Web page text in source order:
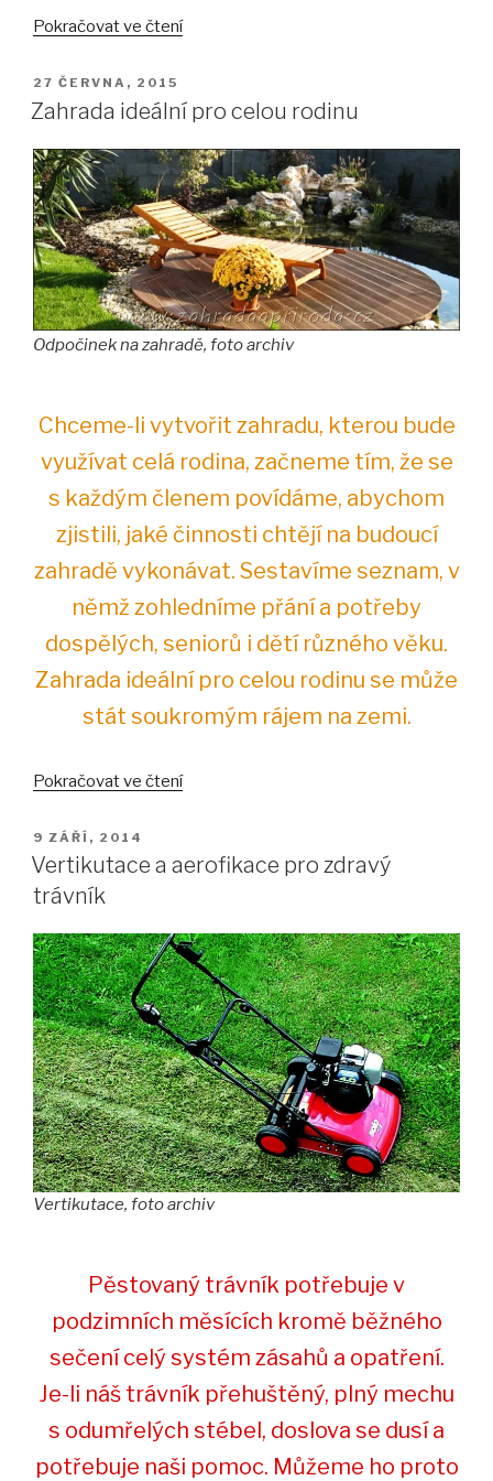
Pokračovat ve čtení„Automatické
PUBLIKOVÁNO
27 ČERVNA, 2015
Zahrada ideální pro celou rodinu
Odpočinek na zahradě, foto archiv
Chceme-li vytvořit zahradu, kterou bude
využívat celá rodina, začneme tím, že se
s každým členem povídáme, abychom
zjistili, jaké činnosti chtějí na budoucí
zahradě vykonávat. Sestavíme seznam, v
němž zohledníme přání a potřeby
dospělých, seniorů i dětí různého věku.
Zahrada ideální pro celou rodinu se může
stát soukromým rájem na zemi.
Pokračovat ve čtení„Zahrada
celou
PUBLIKOVÁNO
9 ZÁŘÍ, 2014
Vertikutace a aerofikace pro zdravý
trávník
Vertikutace, foto archiv
Pěstovaný trávník potřebuje v
podzimních měsících kromě běžného
sečení celý systém zásahů a opatření.
Je-li náš trávník přehuštěný, plný mechu
s odumřelých stébel, doslova se dusí a
potřebuje naši pomoc. Můžeme ho proto